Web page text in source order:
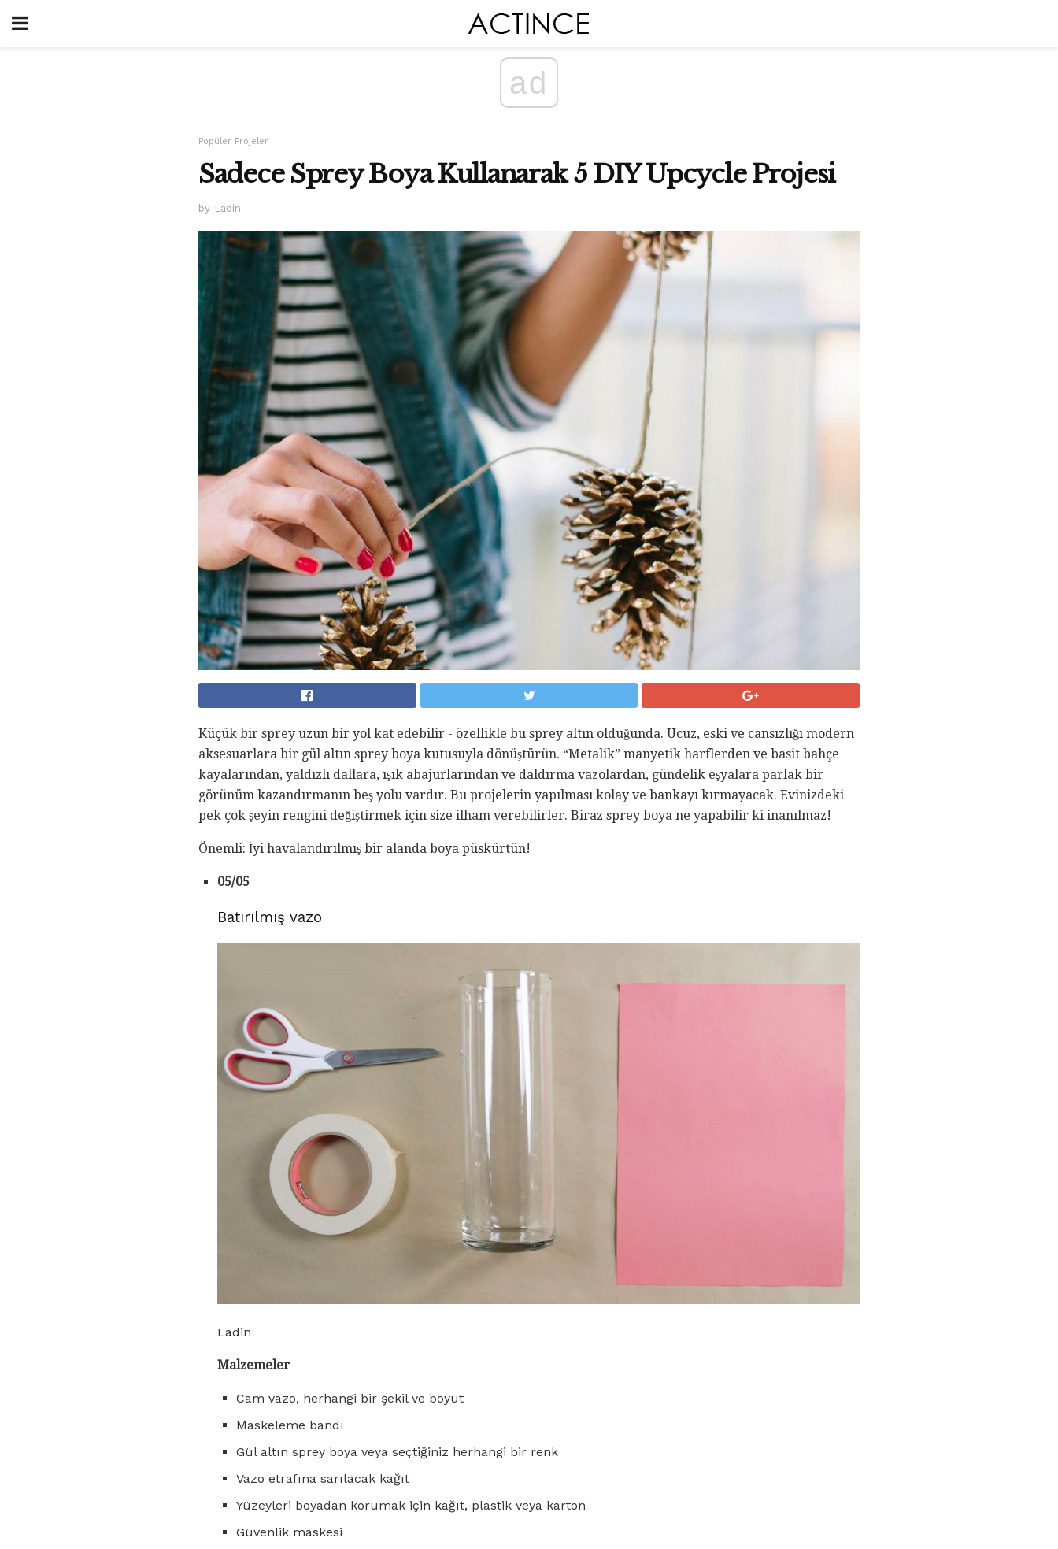
ad
Popüler Projeler
Sadece Sprey Boya Kullanarak 5 DIY Upcycle Projesi
by Ladin
Küçük bir sprey uzun bir yol kat edebilir - özellikle bu sprey altın olduğunda. Ucuz, eski ve cansızlığı modern
aksesuarlara bir gül altın sprey boya kutusuyla dönüştürün. “Metalik” manyetik harflerden ve basit bahçe
kayalarından, yaldızlı dallara, ışık abajurlarından ve daldırma vazolardan, gündelik eşyalara parlak bir
görünüm kazandırmanın beş yolu vardır. Bu projelerin yapılması kolay ve bankayı kırmayacak. Evinizdeki
pek çok şeyin rengini değiştirmek için size ilham verebilirler. Biraz sprey boya ne yapabilir ki inanılmaz!
Önemli: İyi havalandırılmış bir alanda boya püskürtün!
05/05
Batırılmış vazo
Ladin
Malzemeler
Cam vazo, herhangi bir şekil ve boyut
Maskeleme bandı
Gül altın sprey boya veya seçtiğiniz herhangi bir renk
Vazo etrafına sarılacak kağıt
Yüzeyleri boyadan korumak için kağıt, plastik veya karton
Güvenlik maskesi